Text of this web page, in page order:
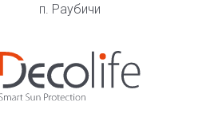
п. Раубичи